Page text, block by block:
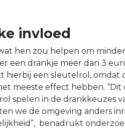
invloed
hen zou helpen om
een drankje meer dan 3
hierbij een sleutelrol, omdat
meeste effect hebben.
spelen in de drankkeuzes
we de omgeving anders
benadrukt